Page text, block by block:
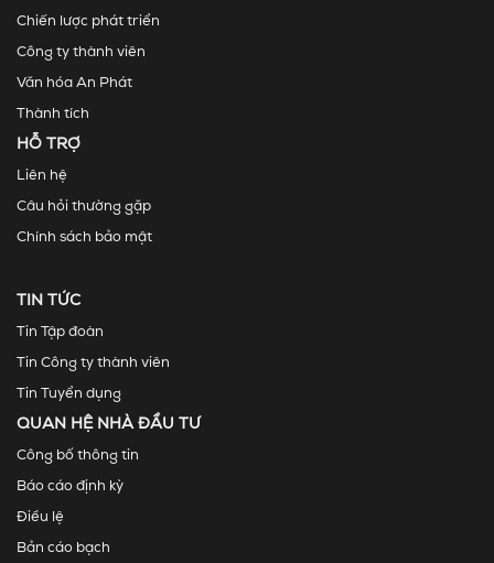
Chiến lược phát triển
Công ty thành viên
Văn hóa An Phát
Thành tích
HỖ TRỢ
Liên hệ
Câu hỏi thường gặp
Chính sách bảo mật
TIN TỨC
Tin Tập đoàn
Tin Công ty thành viên
Tin Tuyển dụng
QUAN HỆ NHÀ ĐẦU TƯ
Công bố thông tin
Báo cáo định kỳ
Điều lệ
Bản cáo bạch